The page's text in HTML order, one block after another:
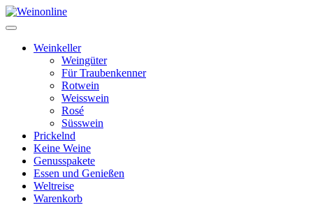
Weinkeller
Weingüter
Für Traubenkenner
Rotwein
Weisswein
Rosé
Süsswein
Prickelnd
Keine Weine
Genusspakete
Essen und Genießen
Weltreise
Warenkorb